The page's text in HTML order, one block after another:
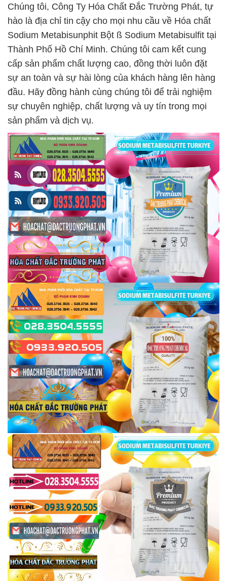
Chúng tôi, Công Ty Hóa Chất Đắc Trường Phát, tự
hào là địa chỉ tin cậy cho mọi nhu cầu về Hóa chất
Sodium Metabisunphit Bột ß Sodium Metabisulfit tại
Thành Phố Hồ Chí Minh. Chúng tôi cam kết cung
cấp sản phẩm chất lượng cao, đồng thời luôn đặt
sự an toàn và sự hài lòng của khách hàng lên hàng
đầu. Hãy đồng hành cùng chúng tôi để trải nghiệm
sự chuyên nghiệp, chất lượng và uy tín trong mọi
sản phẩm và dịch vụ.